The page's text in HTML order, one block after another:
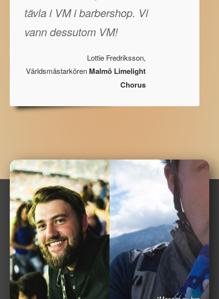
tävla i VM i barbershop. Vi
vann dessutom VM!
Lottie Fredriksson,
Världsmästarkören Malmö Limelight
Chorus